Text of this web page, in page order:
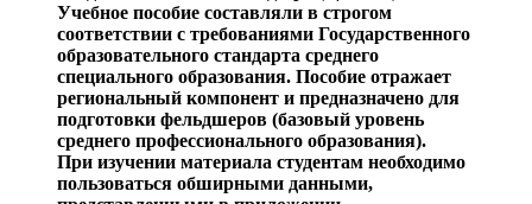
Учебное пособие составляли в строгом
соответствии с требованиями Государственного
образовательного стандарта среднего
специального образования. Пособие отражает
региональный компонент и предназначено для
подготовки фельдшеров (базовый уровень
среднего профессионального образования).
При изучении материала студентам необходимо
пользоваться обширными данными,